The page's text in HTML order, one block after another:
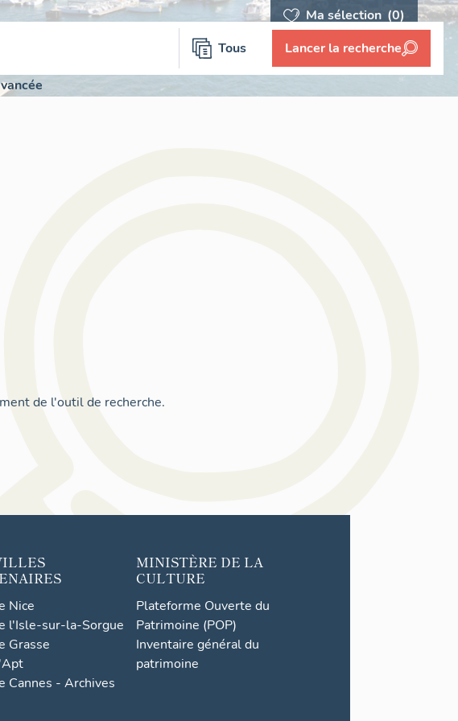
Ma sélection (0)
Tous Lancer la recherche
de l'outil de recherche.
Nice
l'Isle-sur-la-Sorgue
Grasse
Cannes - Archives
MINISTÈRE DE LA
CULTURE
Plateforme Ouverte du
Patrimoine (POP)
Inventaire général du
patrimoine